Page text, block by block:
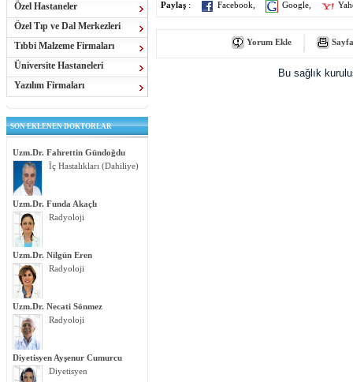
Özel Hastaneler
Özel Tıp ve Dal Merkezleri
Tıbbi Malzeme Firmaları
Üniversite Hastaneleri
Yazılım Firmaları
SON EKLENEN DOKTORLAR
Uzm.Dr. Fahrettin Gündoğdu
İç Hastalıkları (Dahiliye)
Uzm.Dr. Funda Akaçlı
Radyoloji
Uzm.Dr. Nilgün Eren
Radyoloji
Uzm.Dr. Necati Sönmez
Radyoloji
Diyetisyen Ayşenur Cumurcu
Diyetisyen
Paylaş : Facebook Google
Yorum Ekle
Bu sağlık